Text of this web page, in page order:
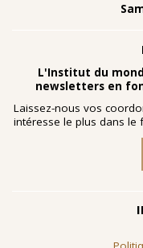
L'Institut du
newsletters en
Laissez-nous vos
intéresse le plus dans le